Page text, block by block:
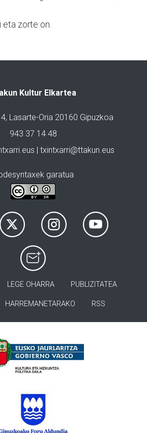
zorte on.
Kultur Elkartea
Lasarte-Oria 20160 Gipuzkoa
943 37 14 48
| txintxarri@ttakun.eus
garatua
LEGE OHARRA PUBLIZITATEA
HARREMANETARAKO RSS